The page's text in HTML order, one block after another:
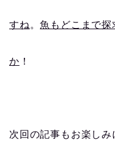
すね 。魚もどこまで探
か ！
次回の記事もお楽しみ